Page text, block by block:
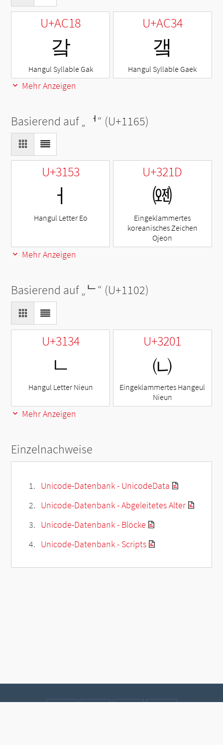
U+AC18
갘
Hangul Syllable Gak
U+AC34
갴
Hangul Syllable Gaek
Mehr Anzeigen
Basierend auf „ ᅥ“ (U+1165)
U+3153
ㅓ
Hangul Letter Eo
U+321D
㈝
Eingeklammertes
koreanisches Zeichen
Ojeon
Mehr Anzeigen
Basierend auf „ᄂ“ (U+1102)
U+3134
ㄴ
Hangul Letter Nieun
U+3201
㈁
Eingeklammertes Hangeul
Nieun
Mehr Anzeigen
Einzelnachweise
Unicode-Datenbank - UnicodeData
Unicode-Datenbank - Abgeleitetes Alter
Unicode-Datenbank - Blöcke
Unicode-Datenbank - Scripts